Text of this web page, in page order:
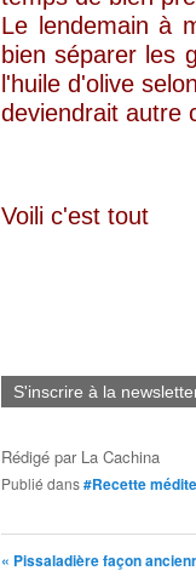
Le lendemain à
bien séparer les
l'huile d'olive
deviendrait autre
Voili c'est tout
S'inscrire à la
Rédigé par La Cachina
Publié dans#Recette
« Pissaladière façon